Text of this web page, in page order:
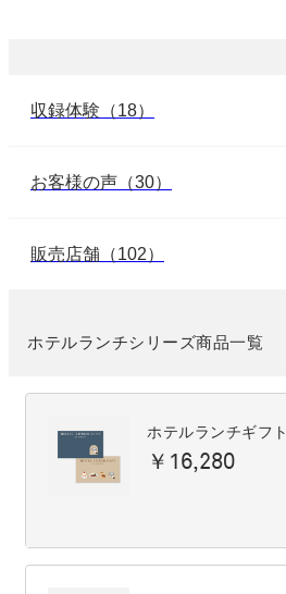
収録体験（18）
お客様の声（30）
販売店舗（102）
ホテルランチシリーズ商品一覧
ホテルランチギフト
￥16,280